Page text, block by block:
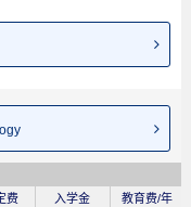
费 入学金 教育费/年